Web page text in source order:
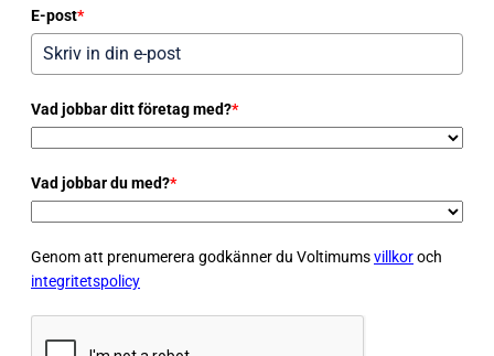
E-post*
Vad jobbar ditt företag med?*
Vad jobbar du med?*
Genom att prenumerera godkänner du Voltimumsvillkoroch
integritetspolicy